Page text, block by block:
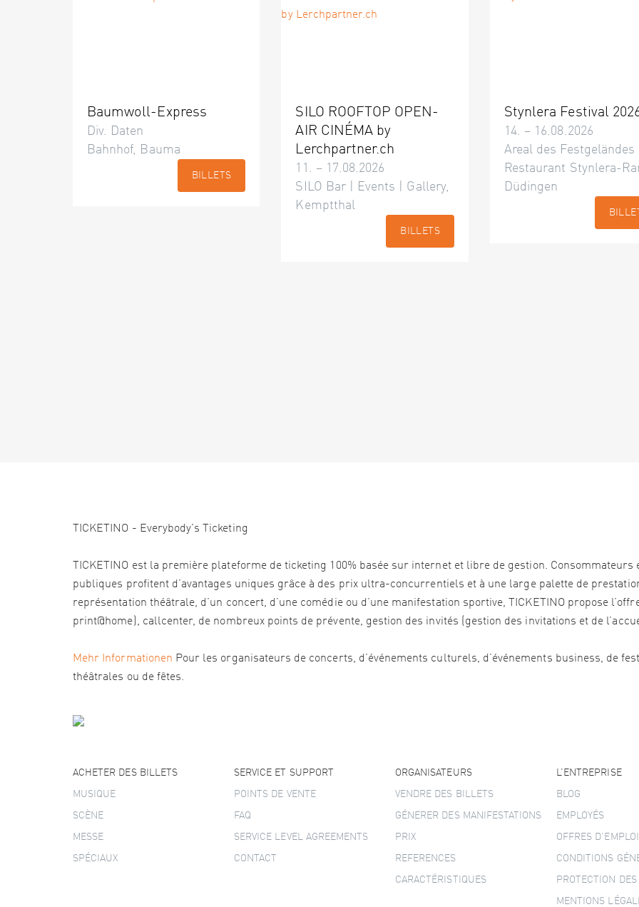
Baumwoll-Express
Div. Daten
Bahnhof, Bauma
BILLETS
SILO ROOFTOP OPEN-
AIR CINÉMA by
Lerchpartner.ch
11. – 17.08.2026
SILO Bar | Events | Gallery,
Kemptthal
BILLETS
Stynlera Festival
14. – 16.08.2026
Areal des Festgeländes
Restaurant Stynlera-
Düdingen
TICKETINO - Everybody's Ticketing
TICKETINO est la première plateforme de ticketing 100% basée sur internet et libre de gestion.
publiques profitent d’avantages uniques grâce à des prix ultra-concurrentiels et à une large palette de
représentation théâtrale, d’un concert, d’une comédie ou d’une manifestation sportive, TICKETINO propose
print@home), callcenter, de nombreux points de prévente, gestion des invités (gestion des invitations et de
Mehr Informationen Pour les organisateurs de concerts, d’événements culturels, d’événements business, de
théâtrales ou de fêtes.
ACHETER DES BILLETS
MUSIQUE
SCÈNE
MESSE
SPÉCIAUX
SERVICE ET SUPPORT
POINTS DE VENTE
FAQ
SERVICE LEVEL AGREEMENTS
CONTACT
ORGANISATEURS
VENDRE DES BILLETS
GÉNERER DES MANIFESTATIONS
PRIX
REFERENCES
CARACTÉRISTIQUES
L’ENTREPRISE
BLOG
EMPLOYÉS
OFFRES D’EMPLOI
CONDITIONS
PROTECTION
MENTIONS